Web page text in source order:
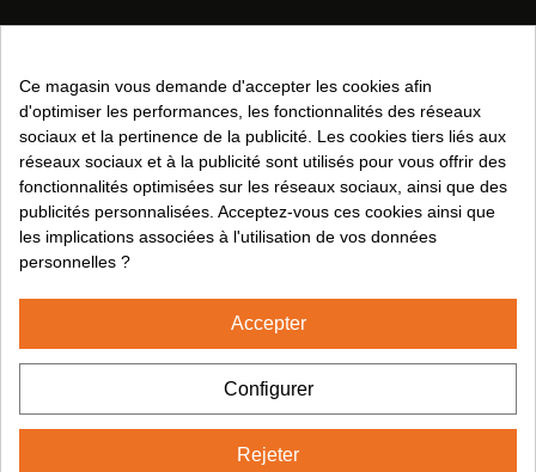
Conditions de Vente
Avis juridique
Politique de Confidentialité
Politique en Matière de Cookies
Suivez-nous sur:
2024© CUMSA - Tous droits réservés
Ce magasin vous demande d'accepter les cookies afin
d'optimiser les performances, les fonctionnalités des réseaux
sociaux et la pertinence de la publicité. Les cookies tiers liés aux
réseaux sociaux et à la publicité sont utilisés pour vous offrir des
fonctionnalités optimisées sur les réseaux sociaux, ainsi que des
publicités personnalisées. Acceptez-vous ces cookies ainsi que
les implications associées à l'utilisation de vos données
personnelles ?
Accepter
Configurer
Rejeter